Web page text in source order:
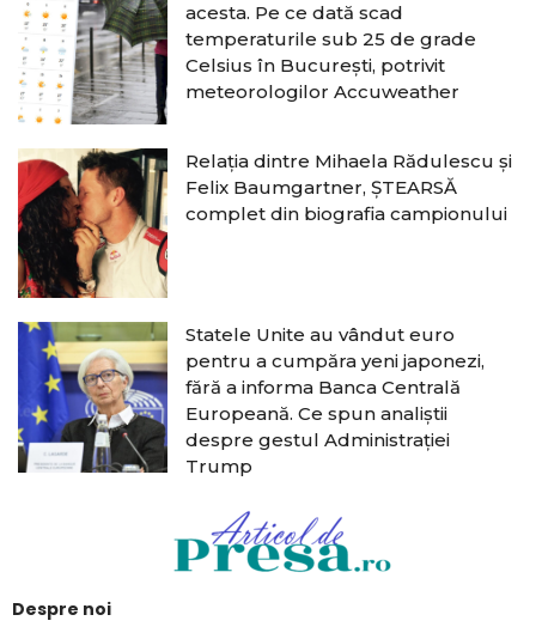
acesta. Pe ce dată scad
temperaturile sub 25 de grade
Celsius în București, potrivit
meteorologilor Accuweather
Relația dintre Mihaela Rădulescu și
Felix Baumgartner, ȘTEARSĂ
complet din biografia campionului
Statele Unite au vândut euro
pentru a cumpăra yeni japonezi,
fără a informa Banca Centrală
Europeană. Ce spun analiștii
despre gestul Administrației
Trump
Despre noi